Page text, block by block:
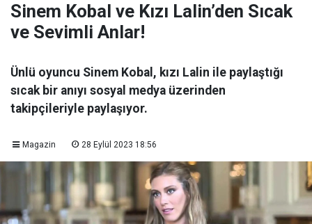
Sinem Kobal ve Kızı Lalin’den Sıcak
ve Sevimli Anlar!
Ünlü oyuncu Sinem Kobal, kızı Lalin ile paylaştığı
sıcak bir anıyı sosyal medya üzerinden
takipçileriyle paylaşıyor.
Magazin 28 Eylül 2023 18:56